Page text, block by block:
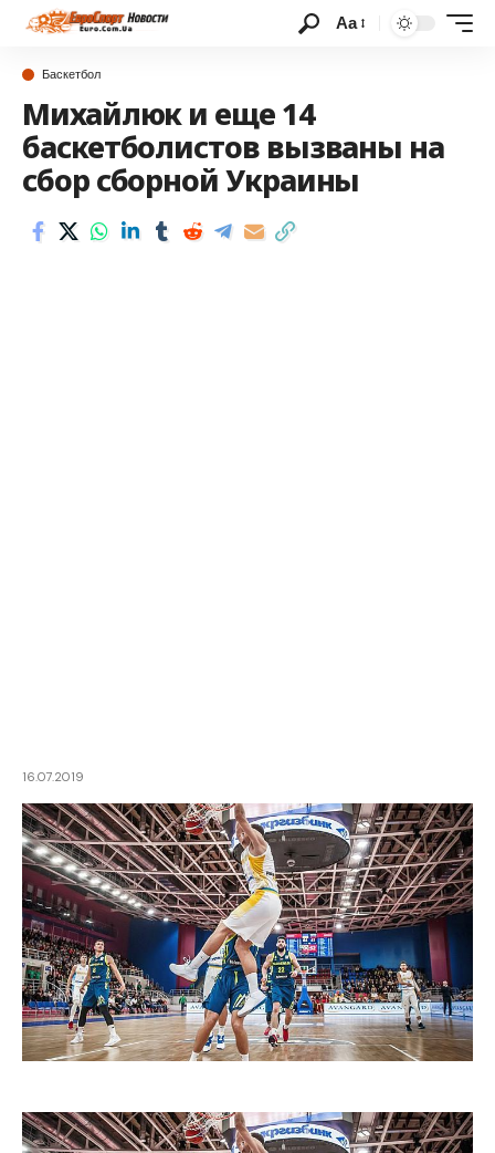
Аа
Баскетбол
Михайлюк и еще 14
баскетболистов вызваны на
сбор сборной Украины
16.07.2019